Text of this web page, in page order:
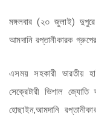
মঙ্গলবার (২৩ জুলাই) দুপুরে
আমদানি রপ্তানীকারক
এসময় সহকারী ভারতীয়
সেক্রেটারী ভিশাল
হোছাইন,আমদানি